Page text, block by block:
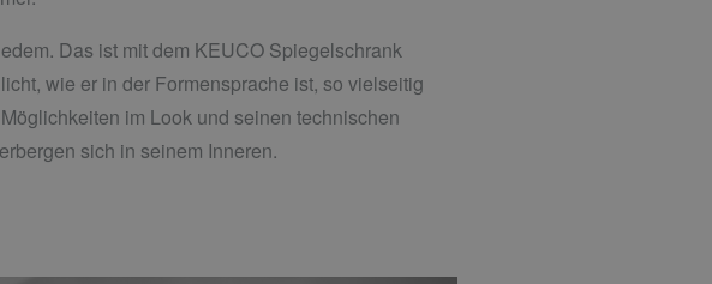
Das ist mit dem KEUCO Spiegelschrank
wie er in der Formensprache ist, so vielseitig
im Look und seinen technischen
sich in seinem Inneren.